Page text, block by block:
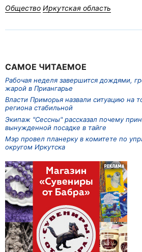
Общество Иркутская область
САМОЕ ЧИТАЕМОЕ
Рабочая неделя завершится дождями,
жарой в Приангарье
Власти Приморья назвали ситуацию на
региона стабильной
Экипаж "Сессны" рассказал почему
вынужденной посадке в тайге
Мэр провел планерку в комитете по
округом Иркутска